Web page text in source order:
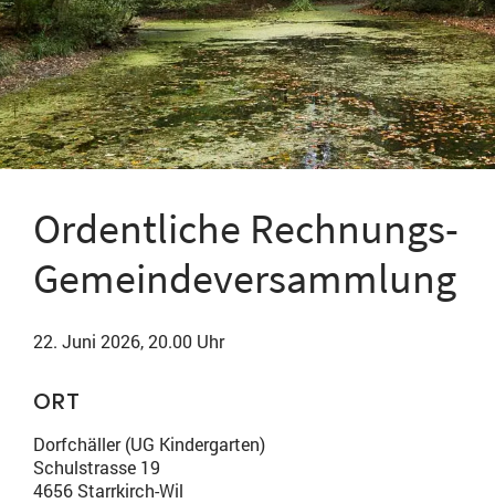
Ordentliche Rechnungs-
Gemeindeversammlung
22. Juni 2026, 20.00 Uhr
ORT
Dorfchäller (UG Kindergarten)
Schulstrasse 19
4656 Starrkirch-Wil